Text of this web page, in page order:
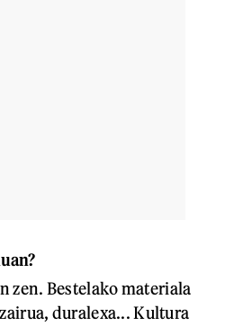
zen. Bestelako materiala
duralexa... Kultura